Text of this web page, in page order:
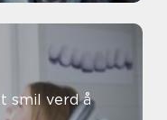
smil verd å